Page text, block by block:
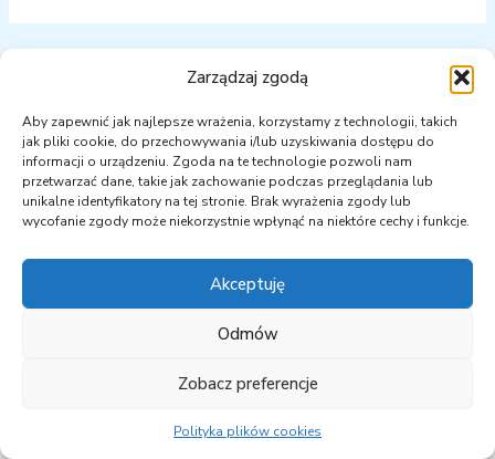
Zarządzaj zgodą
Aby zapewnić jak najlepsze wrażenia, korzystamy z technologii, takich
jak pliki cookie, do przechowywania i/lub uzyskiwania dostępu do
informacji o urządzeniu. Zgoda na te technologie pozwoli nam
przetwarzać dane, takie jak zachowanie podczas przeglądania lub
unikalne identyfikatory na tej stronie. Brak wyrażenia zgody lub
wycofanie zgody może niekorzystnie wpłynąć na niektóre cechy i funkcje.
Akceptuję
Odmów
Zobacz preferencje
Polityka plików cookies
Nie udało się znaleźć tego, czego szukasz. Być może
wyszukiwanie przyniesie lepsze rezultaty.
Copyright © 2026 PKEOpK | Powered by semtu.pl